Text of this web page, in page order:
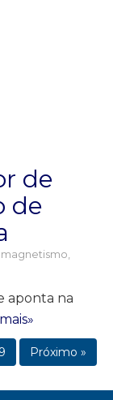
de
de
,
aponta na
Próximo »